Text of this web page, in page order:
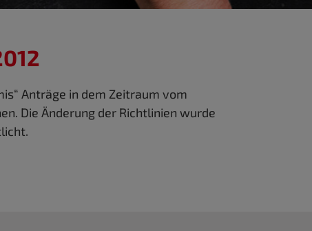
Anträge in dem Zeitraum vom
Die Änderung der Richtlinien wurde